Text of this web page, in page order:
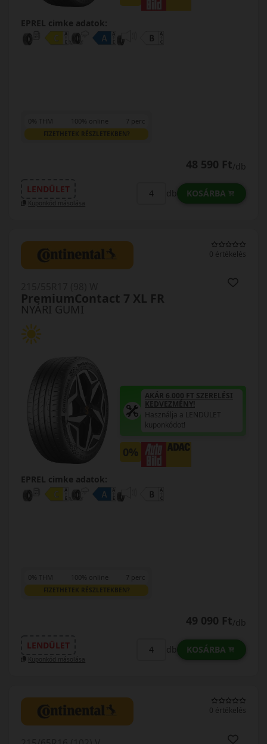
EPREL cimke adatok:
0% THM 100% online 7 perc
FIZETHETEK RÉSZLETEKBEN?
48 590 Ft/db
LENDÜLET
Kuponkód másolása
db KOSÁRBA
0 értékelés
NYÁRI GUMI
PremiumContact 7 XL FR
AKÁR 6.000 FT SZERELÉSI
KEDVEZMÉNY!
Használja a LENDÜLET
kuponkódot!
0%
EPREL cimke adatok:
0% THM 100% online 7 perc
FIZETHETEK RÉSZLETEKBEN?
49 090 Ft/db
LENDÜLET
Kuponkód másolása
db KOSÁRBA
0 értékelés